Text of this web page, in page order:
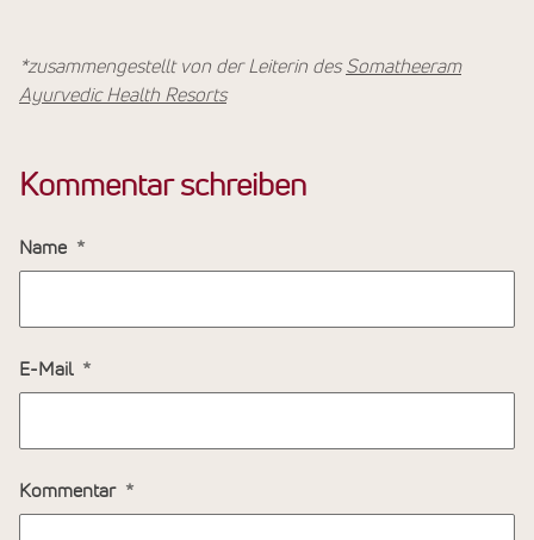
*zusammengestellt von der Leiterin desSomatheeram
Ayurvedic Health Resorts
Kommentar schreiben
Name
E-Mail
Kommentar